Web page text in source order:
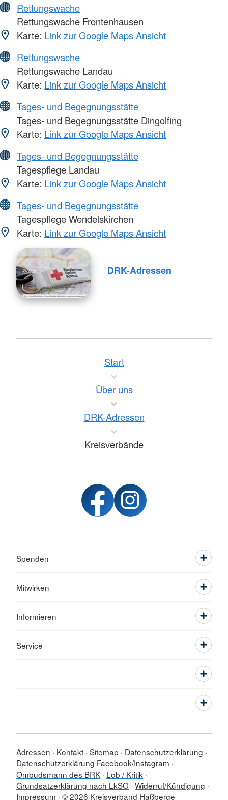
Rettungswache
Rettungswache Frontenhausen
Karte: Link zur Google Maps Ansicht
Rettungswache
Rettungswache Landau
Karte: Link zur Google Maps Ansicht
Tages- und Begegnungsstätte
Tages- und Begegnungsstätte Dingolfing
Karte: Link zur Google Maps Ansicht
Tages- und Begegnungsstätte
Tagespflege Landau
Karte: Link zur Google Maps Ansicht
Tages- und Begegnungsstätte
Tagespflege Wendelskirchen
Karte: Link zur Google Maps Ansicht
DRK-Adressen
Start
Über uns
DRK-Adressen
Kreisverbände
Spenden
Mitwirken
Informieren
Service
Adressen Kontakt Sitemap
Datenschutzerklärung
Datenschutzerklärung Facebook/Instagram
Ombudsmann des BRK Lob / Kritik
Grundsatzerklärung nach LkSG Widerruf/Kündigung
Impressum © 2026 Kreisverband Haßberge